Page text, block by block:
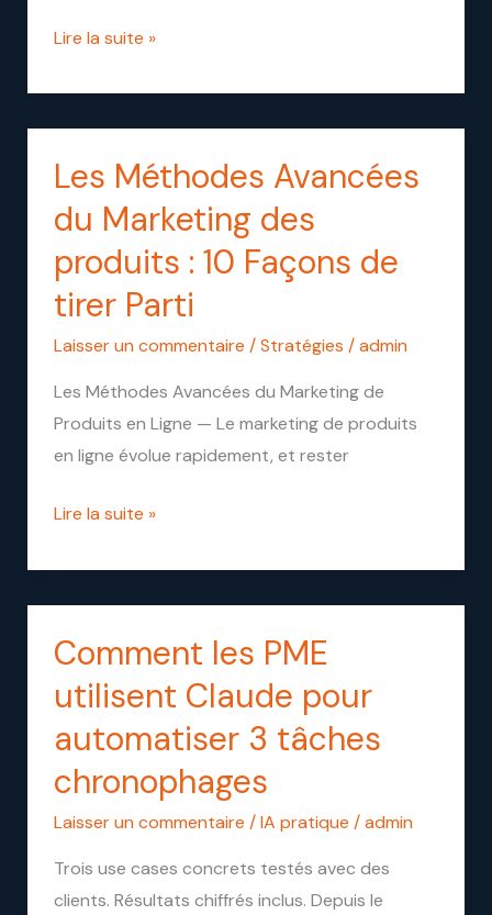
Lire la suite »
Les Méthodes Avancées
du Marketing des
produits : 10 Façons de
tirer Parti
Laisser un commentaire /Stratégies /admin
Les Méthodes Avancées du Marketing de
Produits en Ligne — Le marketing de produits
en ligne évolue rapidement, et rester
Les
Méthodes
Avancées
du
Marketing
:
10
Façons
tirer
Lire la suite »
Comment les PME
utilisent Claude pour
automatiser 3 tâches
chronophages
Laisser un commentaire /IA pratique /admin
Trois use cases concrets testés avec des
clients. Résultats chiffrés inclus. Depuis le
Comment
PME
utilisent
Claude
3
tâches